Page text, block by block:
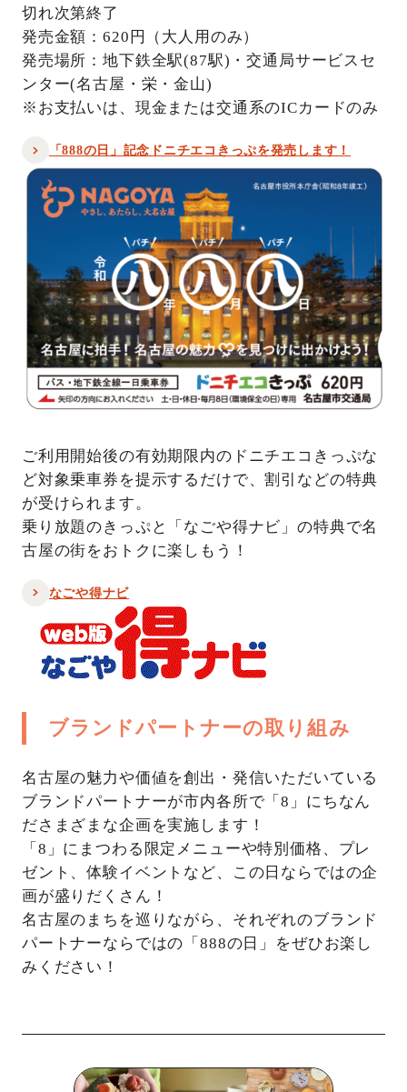
切れ次第終了
発売金額：620円（大人用のみ）
発売場所：地下鉄全駅(87駅)・交通局サービスセ
ンター(名古屋・栄・金山)
※お支払いは、現金または交通系のICカードのみ
「888の日」記念ドニチエコきっぷを発売します！
ご利用開始後の有効期限内のドニチエコきっぷな
ど対象乗車券を提示するだけで、割引などの特典
が受けられます。
乗り放題のきっぷと「なごや得ナビ」の特典で名
古屋の街をおトクに楽しもう！
なごや得ナビ
ブランドパートナーの取り組み
名古屋の魅力や価値を創出・発信いただいている
ブランドパートナーが市内各所で「8」にちなん
ださまざまな企画を実施します！
「8」にまつわる限定メニューや特別価格、プレ
ゼント、体験イベントなど、この日ならではの企
画が盛りだくさん！
名古屋のまちを巡りながら、それぞれのブランド
パートナーならではの「888の日」をぜひお楽し
みください！